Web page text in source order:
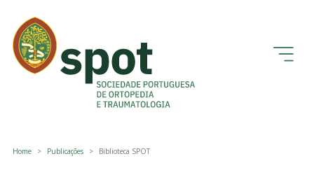
Home Publicações Biblioteca SPOT